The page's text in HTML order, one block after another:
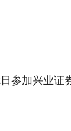
参加兴业证